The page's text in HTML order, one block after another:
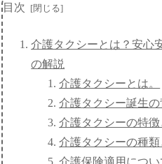
目次
介護タクシーとは？安心
の解説
介護タクシーとは。
介護タクシー誕生
介護タクシーの特
介護タクシーの種